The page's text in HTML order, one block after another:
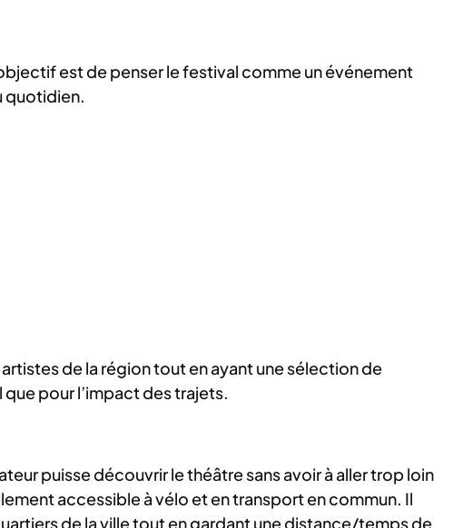
est de penser le festival comme un événement
quotidien.
de la région tout en ayant une sélection de
pour l’impact des trajets.
puisse découvrir le théâtre sans avoir à aller trop loin
accessible à vélo et en transport en commun. Il
de la ville tout en gardant une distance/temps de